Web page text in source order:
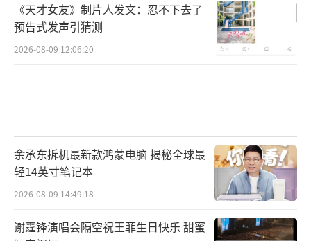
《天才女友》制片人发文：忍不下去了
预告式发声引猜测
2026-08-09 12:06:20
余承东拆机最新款鸿蒙电脑 揭秘全球最
轻14英寸笔记本
2026-08-09 14:49:18
谢霆锋演唱会隔空祝王菲生日快乐 甜蜜